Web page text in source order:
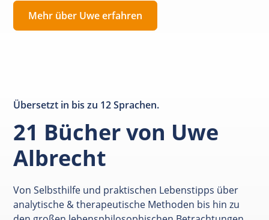
Mehr über Uwe erfahren
Übersetzt in bis zu 12 Sprachen.
21 Bücher von Uwe
Albrecht
Von Selbsthilfe und praktischen Lebenstipps über
analytische & therapeutische Methoden bis hin zu